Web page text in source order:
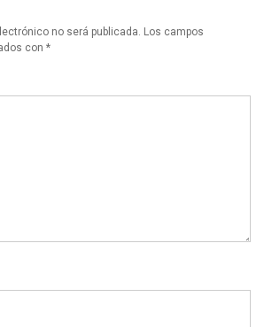
no será publicada. Los campos
con *